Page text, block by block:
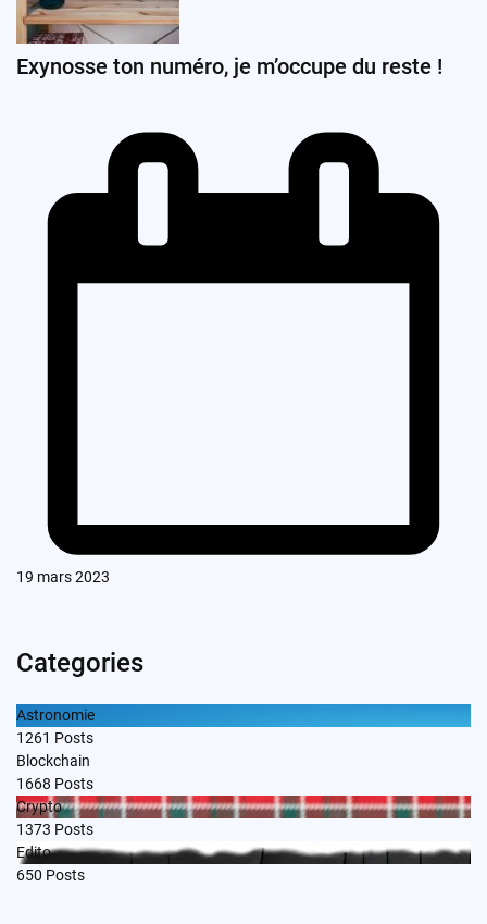
Exynosse ton numéro, je m’occupe du reste !
19 mars 2023
Categories
Astronomie
1261 Posts
Blockchain
1668 Posts
Crypto
1373 Posts
Edito
650 Posts